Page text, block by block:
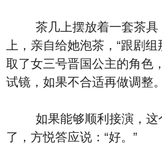
茶几上摆放着一套茶具
上，亲自给她泡茶，“跟剧
取了女三号晋国公主的角色
试镜，如果不合适再做调整
如果能够顺利接演，这
了，方悦答应说：“好。”